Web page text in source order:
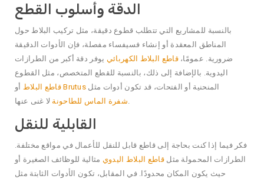
الدقة وأسلوب القطع
بالنسبة للمشاريع التي تتطلب قطوع دقيقة، مثل تركيب البلاط حول
المناطق المعقدة أو إنشاء فسيفساء مفصلة، فإن الأدوات الدقيقة
ضرورية. عمومًا،قاطع البلاط الكهربائي يوفر دقة أكبر من الطرازات
اليدوية. بالإضافة إلى ذلك، بالنسبة للقطع المتخصص، مثل القطوع
المنحنية أو الفتحات، قد تكون أدوات مثل قاطع البلاط Brutus
أو
شفرة الماس للطاحونة
القابلية للنقل
فكر فيما إذا كنت بحاجة إلى قاطع قابل للنقل للأعمال في مواقع مختلفة.
الطرازات المحمولة مثلقاطع البلاط اليدوي مثالية للوظائف الصغيرة أو
حيث يكون المكان محدودًا. في المقابل، تكون الأدوات الثابتة مثل